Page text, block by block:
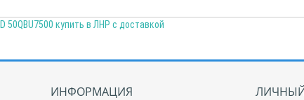
50QBU7500 купить в ЛНР с доставкой
ИНФОРМАЦИЯ